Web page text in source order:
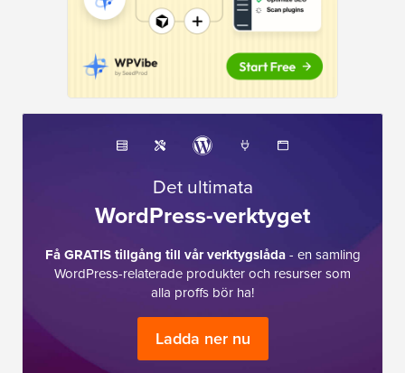
Det ultimata
WordPress-verktyget
Få GRATIS tillgång till vår verktygslåda- en samling
WordPress-relaterade produkter och resurser som
alla proffs bör ha!
Ladda ner nu